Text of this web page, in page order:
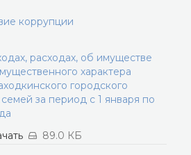
коррупции
расходах, об имуществе
характера
городского
за период с 1 января по
89.0 КБ